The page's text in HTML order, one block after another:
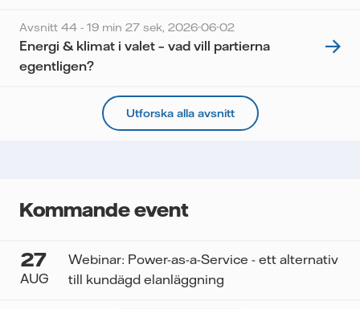
Avsnitt 44 - 19 min 27 sek, 2026-06-02
Energi & klimat i valet – vad vill partierna
egentligen?
Utforska alla avsnitt
Kommande event
27
AUG
Webinar: Power-as-a-Service - ett alternativ
till kundägd elanläggning